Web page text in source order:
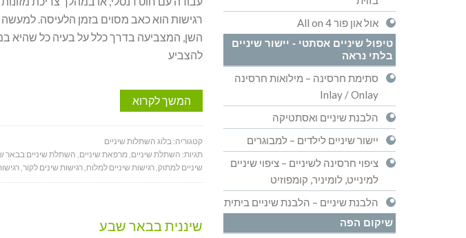
רגישות הוא כאב מסוים בזמן הלעיסה.
השן, המצביעה בדרך כלל על בעיה כל שהיא
להצביע
המשך לקרוא
קטגוריה: בלוג השתלות שיניים
תגיות: השתלת שיניים מרפאת שיניים השתלת שיניים בבאר
שיניים למתוק רגישות שיניים למלוח רגישות שינים לקור
שיננית בבאר שבע
אול און פור All on 4
טיפול שיניים אסתטי - יישור שיניים
בלתי נראה
סתימת חרסינה – מילואות חרסינה
Inlay / Onlay
הלבנת שיניים ואסתטיקה
יישור שיניים לילדים – למבוגרים
ציפוי חרסינה לשיניים – ציפוי שיניים
למינייט, לומיניר, קומפוזיט
הלבנת שיניים – הלבנת שיניים ביתית
שיקום הפה